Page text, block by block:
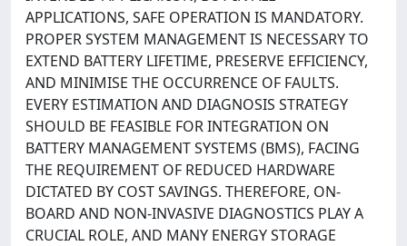
APPLICATIONS, SAFE OPERATION IS MANDATORY.
PROPER SYSTEM MANAGEMENT IS NECESSARY TO
EXTEND BATTERY LIFETIME, PRESERVE EFFICIENCY,
AND MINIMISE THE OCCURRENCE OF FAULTS.
EVERY ESTIMATION AND DIAGNOSIS STRATEGY
SHOULD BE FEASIBLE FOR INTEGRATION ON
BATTERY MANAGEMENT SYSTEMS (BMS), FACING
THE REQUIREMENT OF REDUCED HARDWARE
DICTATED BY COST SAVINGS. THEREFORE, ON-
BOARD AND NON-INVASIVE DIAGNOSTICS PLAY A
CRUCIAL ROLE, AND MANY ENERGY STORAGE